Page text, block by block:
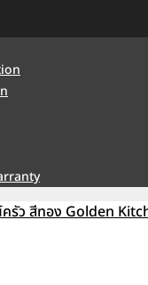
รัว สีทอง Golden